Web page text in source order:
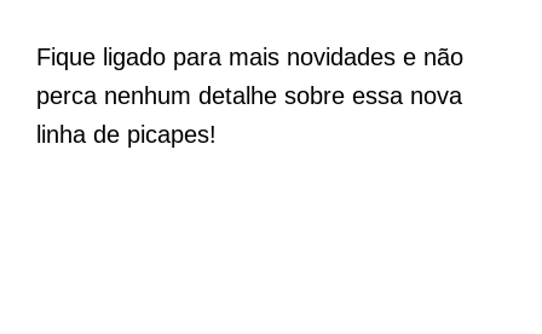
Fique ligado para mais novidades e não
perca nenhum detalhe sobre essa nova
linha de picapes!